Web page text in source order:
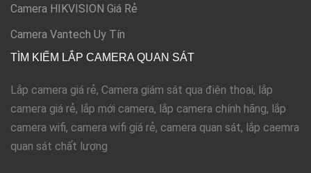
Camera HIKVISION Giá Rẻ
Camera Vantech Uy Tín
TÌM KIẾM LẮP CAMERA QUAN SÁT
Lắp camera giá rẻ, Camera giám sát qua điện thoại, lắp
camera giá rẻ, lắp mới camera, lắp camera chính hãng, lắp
camera wifi, camera wifi giá rẻ, camera quan sát, lắp caemra
quan sát chất lượng